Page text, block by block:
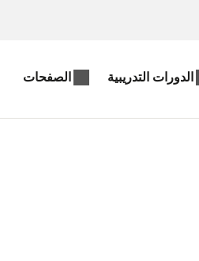
الدورات التدريبية الصفحات